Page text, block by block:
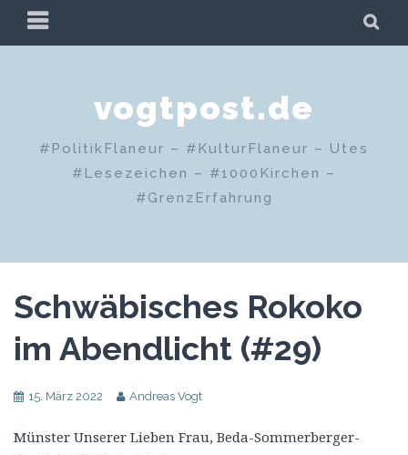
Zum
PRIMÄRES
MENÜ
vogtpost.de
#PolitikFlaneur – #KulturFlaneur – Utes
#Lesezeichen – #1000Kirchen –
#GrenzErfahrung
Schwäbisches Rokoko
im Abendlicht (#29)
15. März 2022 Andreas Vogt
Münster Unserer Lieben Frau, Beda-Sommerberger-